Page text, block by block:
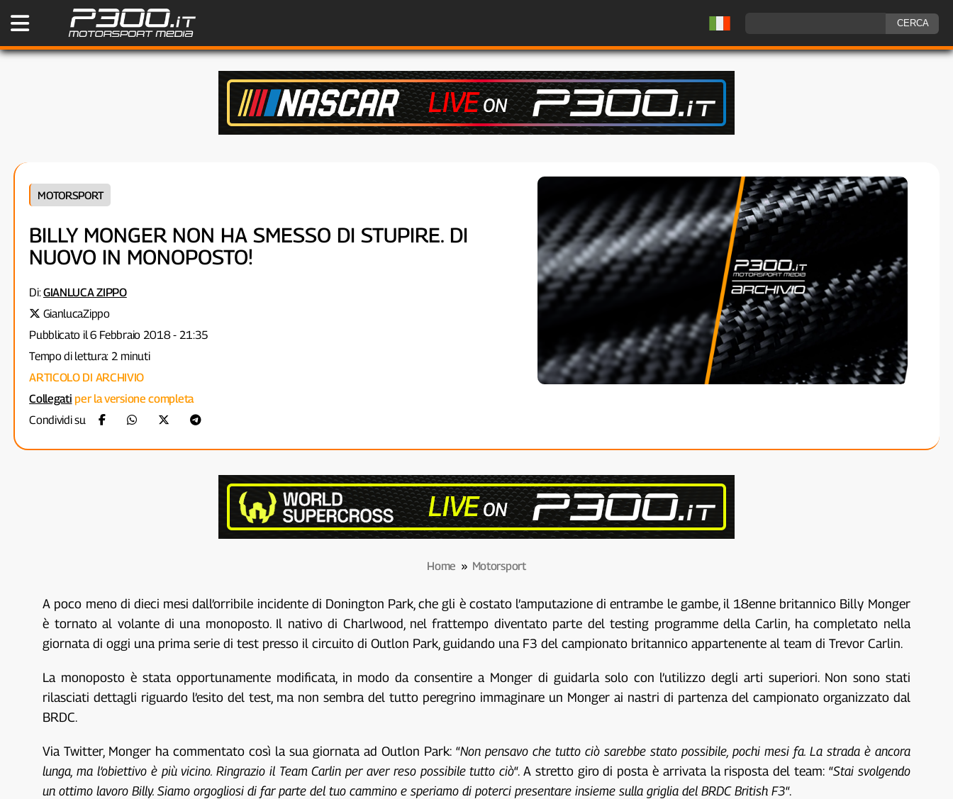
MOTORSPORT
BILLY MONGER NON HA SMESSO DI STUPIRE. DI
NUOVO IN MONOPOSTO!
Di:GIANLUCA ZIPPO
GianlucaZippo
Pubblicato il 6 Febbraio 2018 - 21:35
Tempo di lettura: 2 minuti
ARTICOLO DI ARCHIVIO
Collegati per la versione completa
Condividi su
Home » Motorsport
A poco meno di dieci mesi dall’orribile incidente di Donington Park, che gli è costato l’amputazione di entrambe le gambe, il 18enne britannico Billy Monger
è tornato al volante di una monoposto. Il nativo di Charlwood, nel frattempo diventato parte del testing programme della Carlin, ha completato nella
giornata di oggi una prima serie di test presso il circuito di Outlon Park, guidando una F3 del campionato britannico appartenente al team di Trevor Carlin.
La monoposto è stata opportunamente modificata, in modo da consentire a Monger di guidarla solo con l’utilizzo degli arti superiori. Non sono stati
rilasciati dettagli riguardo l’esito del test, ma non sembra del tutto peregrino immaginare un Monger ai nastri di partenza del campionato organizzato dal
BRDC.
Via Twitter, Monger ha commentato così la sua giornata ad Outlon Park: “Non pensavo che tutto ciò sarebbe stato possibile, pochi mesi fa. La strada è ancora
lunga, ma l’obiettivo è più vicino. Ringrazio il Team Carlin per aver reso possibile tutto ciò“. A stretto giro di posta è arrivata la risposta del team: “Stai svolgendo
un ottimo lavoro Billy. Siamo orgogliosi di far parte del tuo cammino e speriamo di poterci presentare insieme sulla griglia del BRDC British F3“.